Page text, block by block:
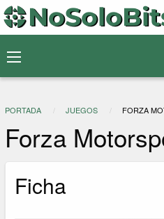
PORTADA JUEGOS FORZA
Forza
Ficha